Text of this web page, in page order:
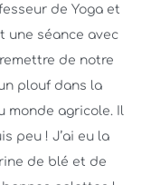
de Yoga et
une séance avec
de notre
plouf dans la
monde agricole. Il
peu ! J’ai eu la
de blé et de